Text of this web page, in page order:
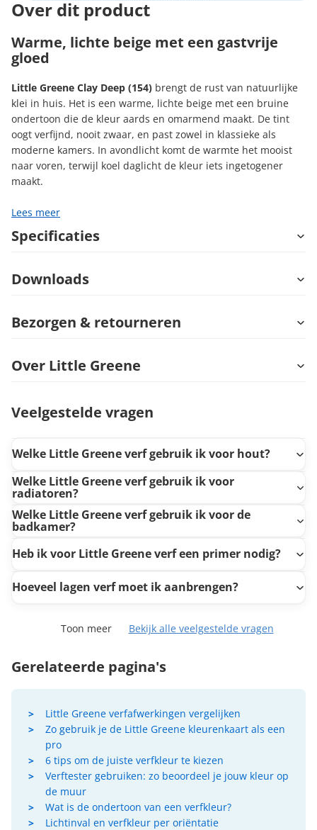
Over dit product
Lees meer
Warme, lichte beige met een gastvrije
gloed
Little Greene Clay Deep (154) brengt de rust van natuurlijke
klei in huis. Het is een warme, lichte beige met een bruine
ondertoon die de kleur aards en omarmend maakt. De tint
oogt verfijnd, nooit zwaar, en past zowel in klassieke als
moderne kamers. In avondlicht komt de warmte het mooist
naar voren, terwijl koel daglicht de kleur iets ingetogener
maakt.
Specificaties
Downloads
Bezorgen & retourneren
Over Little Greene
Veelgestelde vragen
Welke Little Greene verf gebruik ik voor hout?
Welke Little Greene verf gebruik ik voor
radiatoren?
Welke Little Greene verf gebruik ik voor de
badkamer?
Heb ik voor Little Greene verf een primer nodig?
Hoeveel lagen verf moet ik aanbrengen?
Toon meer Bekijk alle veelgestelde vragen
Gerelateerde pagina's
Little Greene verfafwerkingen vergelijken
Zo gebruik je de Little Greene kleurenkaart als een
pro
6 tips om de juiste verfkleur te kiezen
Verftester gebruiken: zo beoordeel je jouw kleur op
de muur
Wat is de ondertoon van een verfkleur?
Lichtinval en verfkleur per oriëntatie